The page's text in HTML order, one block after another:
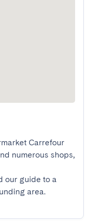
Carrefour
numerous shops,
our guide to a
area.